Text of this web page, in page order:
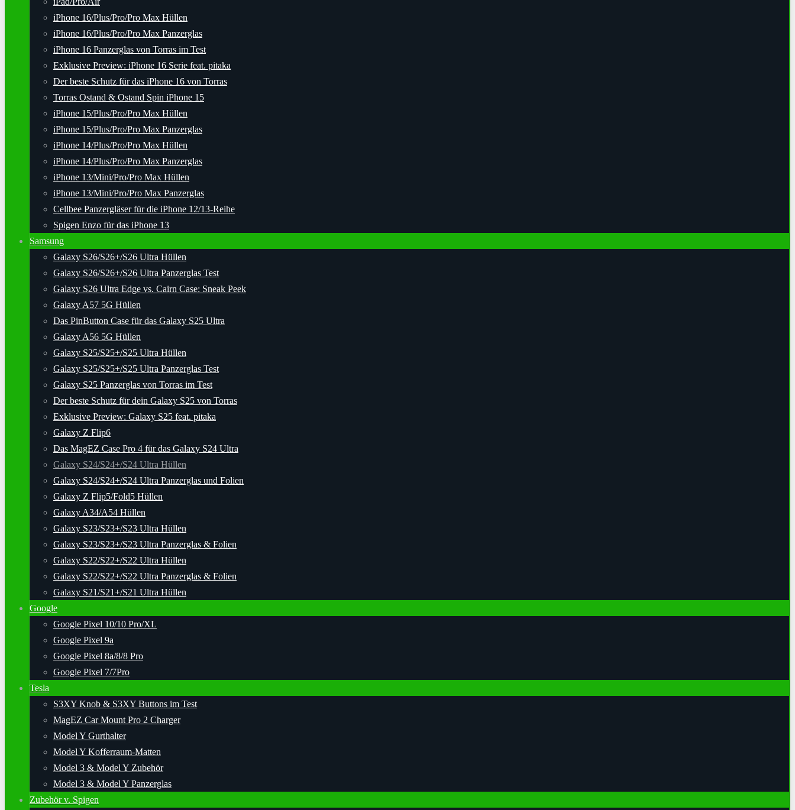
iPhone 16/Plus/Pro/Pro Max Hüllen
iPhone 16/Plus/Pro/Pro Max Panzerglas
iPhone 16 Panzerglas von Torras im Test
Exklusive Preview: iPhone 16 Serie feat. pitaka
Der beste Schutz für das iPhone 16 von Torras
Torras Ostand & Ostand Spin iPhone 15
iPhone 15/Plus/Pro/Pro Max Hüllen
iPhone 15/Plus/Pro/Pro Max Panzerglas
iPhone 14/Plus/Pro/Pro Max Hüllen
iPhone 14/Plus/Pro/Pro Max Panzerglas
iPhone 13/Mini/Pro/Pro Max Hüllen
iPhone 13/Mini/Pro/Pro Max Panzerglas
Cellbee Panzergläser für die iPhone 12/13-Reihe
Spigen Enzo für das iPhone 13
Samsung
Galaxy S26/S26+/S26 Ultra Hüllen
Galaxy S26/S26+/S26 Ultra Panzerglas Test
Galaxy S26 Ultra Edge vs. Cairn Case: Sneak Peek
Galaxy A57 5G Hüllen
Das PinButton Case für das Galaxy S25 Ultra
Galaxy A56 5G Hüllen
Galaxy S25/S25+/S25 Ultra Hüllen
Galaxy S25/S25+/S25 Ultra Panzerglas Test
Galaxy S25 Panzerglas von Torras im Test
Der beste Schutz für dein Galaxy S25 von Torras
Exklusive Preview: Galaxy S25 feat. pitaka
Galaxy Z Flip6
Das MagEZ Case Pro 4 für das Galaxy S24 Ultra
Galaxy S24/S24+/S24 Ultra Hüllen
Galaxy S24/S24+/S24 Ultra Panzerglas und Folien
Galaxy Z Flip5/Fold5 Hüllen
Galaxy A34/A54 Hüllen
Galaxy S23/S23+/S23 Ultra Hüllen
Galaxy S23/S23+/S23 Ultra Panzerglas & Folien
Galaxy S22/S22+/S22 Ultra Hüllen
Galaxy S22/S22+/S22 Ultra Panzerglas & Folien
Galaxy S21/S21+/S21 Ultra Hüllen
Google
Google Pixel 10/10 Pro/XL
Google Pixel 9a
Google Pixel 8a/8/8 Pro
Google Pixel 7/7Pro
Tesla
S3XY Knob & S3XY Buttons im Test
MagEZ Car Mount Pro 2 Charger
Model Y Gurthalter
Model Y Kofferraum-Matten
Model 3 & Model Y Zubehör
Model 3 & Model Y Panzerglas
Zubehör v. Spigen